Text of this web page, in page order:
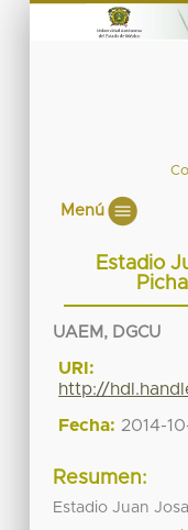
Menú
Estadio
UAEM, DGCU
URI:
http://
Fecha: 2014-
Resumen:
Estadio Juan